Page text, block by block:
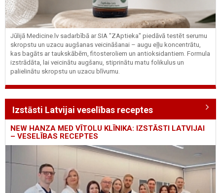
Jūlijā Medicine.lv sadarbībā ar SIA "ZAptieka" piedāvā testēt serumu
skropstu un uzacu augšanas veicināšanai – augu eļļu koncentrātu,
kas bagāts ar taukskābēm, fitosteroliem un antioksidantiem. Formula
izstrādāta, lai veicinātu augšanu, stiprinātu matu folikulus un
palielinātu skropstu un uzacu blīvumu.
Izstāsti Latvijai veselības receptes
NEW HANZA MED VĪTOLU KLĪNIKA: IZSTĀSTI LATVIJAI
– VESELĪBAS RECEPTES